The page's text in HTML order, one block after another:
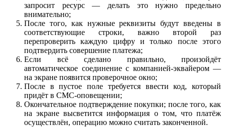
запросит ресурс — делать это нужно предельно
внимательно;
После того, как нужные реквизиты будут введены в
соответствующие строки, важно второй раз
перепроверить каждую цифру и только после этого
подтвердить совершение платежа;
Если всё сделано правильно, произойдёт
автоматическое соединение с компанией-эквайером —
на экране появится проверочное окно;
После в пустое поле требуется ввести код, который
придёт в СМС-оповещении;
Окончательное подтверждение покупки; после того, как
на экране высветится информация о том, что платёж
осуществлён, операцию можно считать законченной.